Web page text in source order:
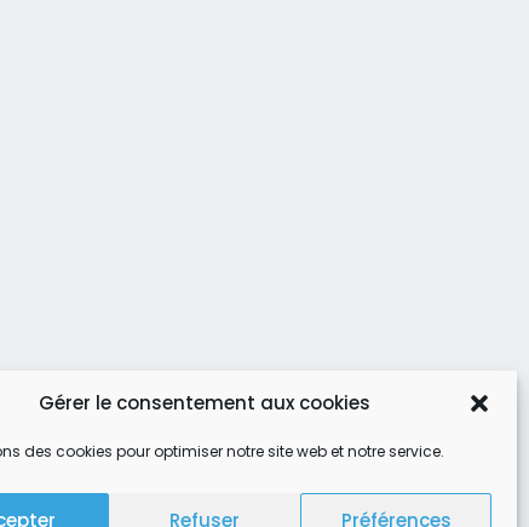
Gérer le consentement aux cookies
des cookies pour optimiser notre site web et notre service.
Refuser Préférences